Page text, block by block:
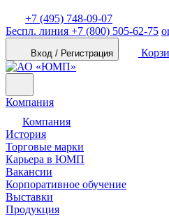
+7 (495) 748-09-07
Беспл. линия +7 (800) 505-62-75
Вход / Регистрация
Компания
Компания
История
Торговые марки
Карьера в ЮМП
Вакансии
Корпоративное обучение
Выставки
Продукция